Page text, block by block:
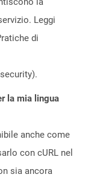
Leggi
di
la mia lingua
anche come
con cURL nel
sia ancora